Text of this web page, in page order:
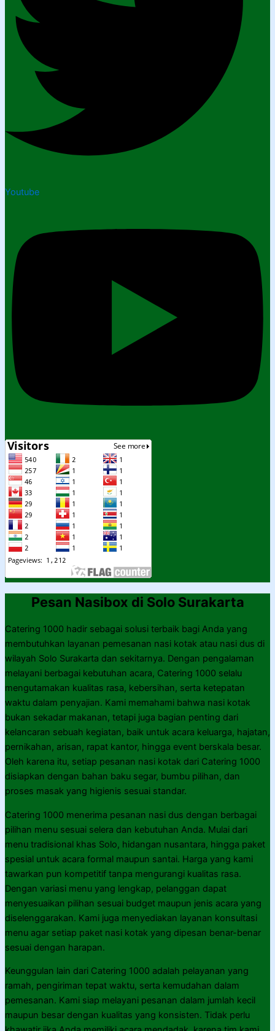
Youtube
Pesan Nasibox di Solo Surakarta
Catering 1000 hadir sebagai solusi terbaik bagi Anda yang
membutuhkan layanan pemesanan nasi kotak atau nasi dus di
wilayah Solo Surakarta dan sekitarnya. Dengan pengalaman
melayani berbagai kebutuhan acara, Catering 1000 selalu
mengutamakan kualitas rasa, kebersihan, serta ketepatan
waktu dalam penyajian. Kami memahami bahwa nasi kotak
bukan sekadar makanan, tetapi juga bagian penting dari
kelancaran sebuah kegiatan, baik untuk acara keluarga, hajatan,
pernikahan, arisan, rapat kantor, hingga event berskala besar.
Oleh karena itu, setiap pesanan nasi kotak dari Catering 1000
disiapkan dengan bahan baku segar, bumbu pilihan, dan
proses masak yang higienis sesuai standar.
Catering 1000 menerima pesanan nasi dus dengan berbagai
pilihan menu sesuai selera dan kebutuhan Anda. Mulai dari
menu tradisional khas Solo, hidangan nusantara, hingga paket
spesial untuk acara formal maupun santai. Harga yang kami
tawarkan pun kompetitif tanpa mengurangi kualitas rasa.
Dengan variasi menu yang lengkap, pelanggan dapat
menyesuaikan pilihan sesuai budget maupun jenis acara yang
diselenggarakan. Kami juga menyediakan layanan konsultasi
menu agar setiap paket nasi kotak yang dipesan benar-benar
sesuai dengan harapan.
Keunggulan lain dari Catering 1000 adalah pelayanan yang
ramah, pengiriman tepat waktu, serta kemudahan dalam
pemesanan. Kami siap melayani pesanan dalam jumlah kecil
maupun besar dengan kualitas yang konsisten. Tidak perlu